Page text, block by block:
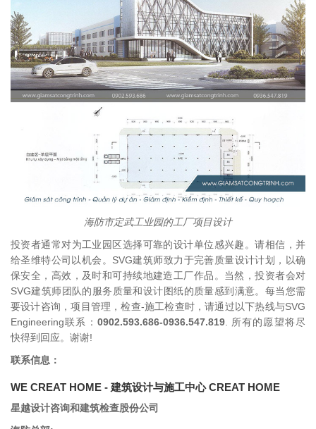
海防市定武工业园的工厂项目设计
投资者通常对为工业园区选择可靠的设计单位感兴趣。请相信，并
给圣维特公司以机会。SVG建筑师致力于完善质量设计计划，以确
保安全，高效，及时和可持续地建造工厂作品。当然，投资者会对
SVG建筑师团队的服务质量和设计图纸的质量感到满意。每当您需
要设计咨询，项目管理，检查-施工检查时，请通过以下热线与SVG
Engineering联系： 0902.593.686-0936.547.819. 所有的愿望将尽
快得到回应。谢谢!
联系信息：
WE CREAT HOME - 建筑设计与施工中心 CREAT HOME
星越设计咨询和建筑检查股份公司